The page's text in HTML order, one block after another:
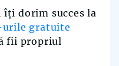
dorim succes la
gratuite
fii propriul